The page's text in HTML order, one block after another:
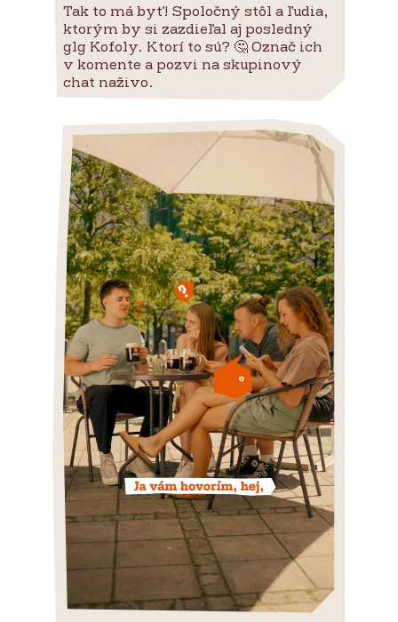
Tak to má byť! Spoločný stôl a ľudia,
ktorým by si zazdieľal aj posledný
glg Kofoly. Ktorí to sú? 🤔 Označ ich
v komente a pozvi na skupinový
chat naživo.